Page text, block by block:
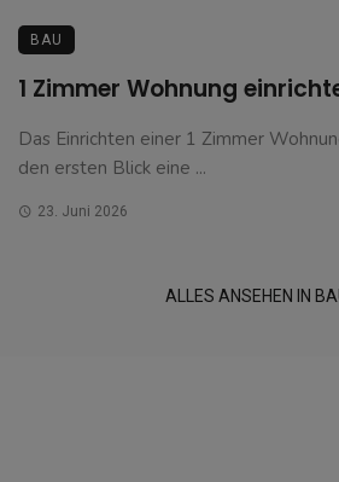
BAU
1 Zimmer Wohnung
Das Einrichten einer 1 Zimmer
den ersten Blick eine ...
23. Juni 2026
ALLES ANSEHEN IN